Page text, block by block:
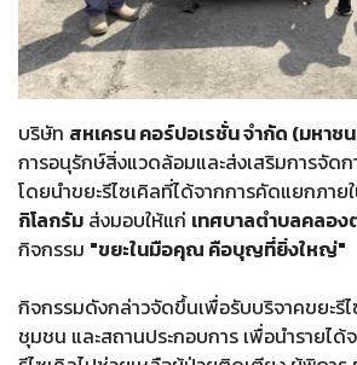
บริษัท สหเครน คอร์ปอเรชั่น จำกัด (มหาช
การอนุรักษ์สิ่งแวดล้อมและส่งเสริมการจัด
โดยนำขยะรีไซเคิลที่ได้จากการคัดแยกภาย
กิโลกรัม ส่งมอบให้แก่ เทศบาลตำบลคลอง
กิจกรรม "ขยะในมือคุณ คือบุญที่ยิ่งใหญ่"
กิจกรรมดังกล่าวจัดขึ้นเพื่อรับบริจาคขยะรีไ
ชุมชน และสถานประกอบการ เพื่อนำรายได้